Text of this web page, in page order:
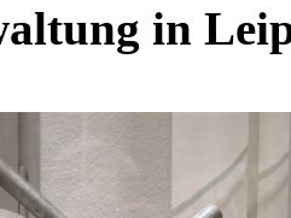
in